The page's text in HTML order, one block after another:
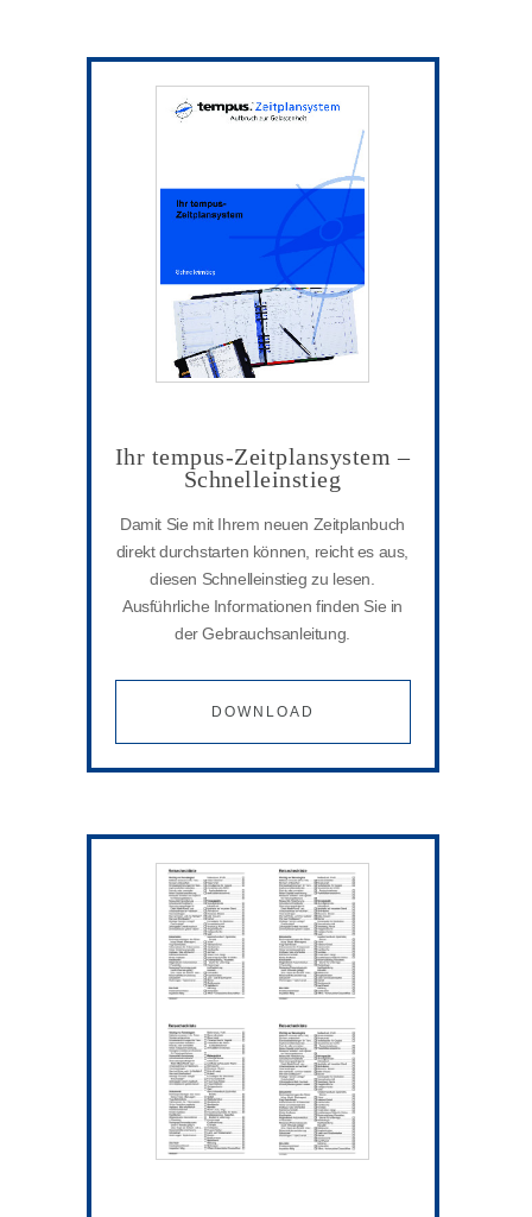
Ihr tempus-Zeitplansystem –
Schnelleinstieg
Damit Sie mit Ihrem neuen Zeitplanbuch
direkt durchstarten können, reicht es aus,
diesen Schnelleinstieg zu lesen.
Ausführliche Informationen finden Sie in
der Gebrauchsanleitung.
DOWNLOAD